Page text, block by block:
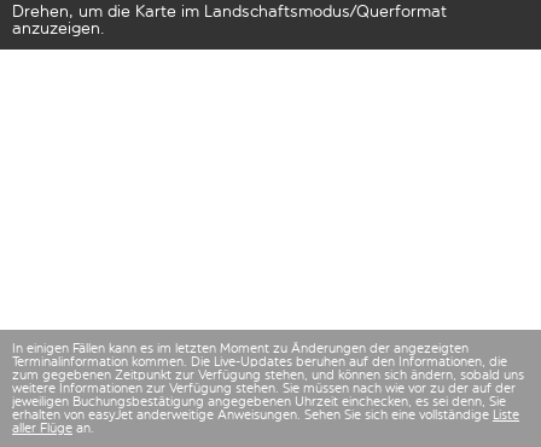
Drehen, um die Karte im Landschaftsmodus/Querformat
anzuzeigen.
In einigen Fällen kann es im letzten Moment zu Änderungen der angezeigten
Terminalinformation kommen. Die Live-Updates beruhen auf den Informationen, die
zum gegebenen Zeitpunkt zur Verfügung stehen, und können sich ändern, sobald uns
weitere Informationen zur Verfügung stehen. Sie müssen nach wie vor zu der auf der
jeweiligen Buchungsbestätigung angegebenen Uhrzeit einchecken, es sei denn, Sie
erhalten von easyJet anderweitige Anweisungen. Sehen Sie sich eine vollständige Liste
aller Flüge an.